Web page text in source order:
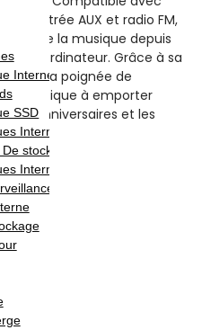
TF, entrée AUX et radio FM,
de la musique depuis
un ordinateur. Grâce à sa
et à sa poignée de
est pratique à emporter
les anniversaires et les
Internes
SSD
Internes Pour
stockage
Internes Pour